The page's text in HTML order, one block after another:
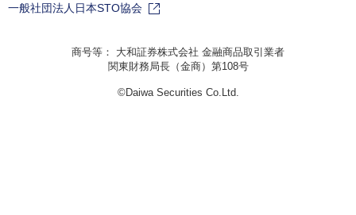
一般社団法人日本STO協会
商号等： 大和証券株式会社 金融商品取引業者
関東財務局長（金商）第108号
©Daiwa Securities Co.Ltd.